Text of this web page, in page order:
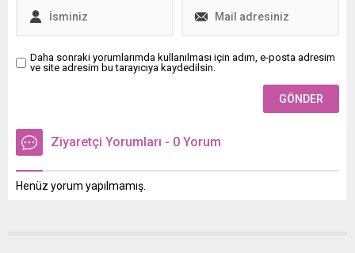
Daha sonraki yorumlarımda kullanılması için adım, e-posta adresim
ve site adresim bu tarayıcıya kaydedilsin.
Ziyaretçi Yorumları - 0 Yorum
Henüz yorum yapılmamış.